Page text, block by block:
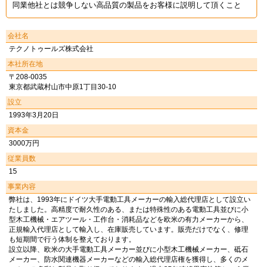
同業他社とは競争しない高品質の製品をお客様に説明して頂くこと
会社名
テクノトゥールズ株式会社
本社所在地
〒208-0035
東京都武蔵村山市中原1丁目30-10
設立
1993年3月20日
資本金
3000万円
従業員数
15
事業内容
弊社は、1993年にドイツ大手電動工具メーカーの輸入総代理店として設立い
たしました。高精度で耐久性のある、または特殊性のある電動工具並びに小
型木工機械・エアツール・工作台・消耗品などを欧米の有力メーカーから、
正規輸入代理店として輸入し、在庫販売しています。販売だけでなく、修理
も短期間で行う体制を整えております。
設立以降、欧米の大手電動工具メーカー並びに小型木工機械メーカー、砥石
メーカー、防水関連機器メーカーなどの輸入総代理店権を獲得し、多くのメ